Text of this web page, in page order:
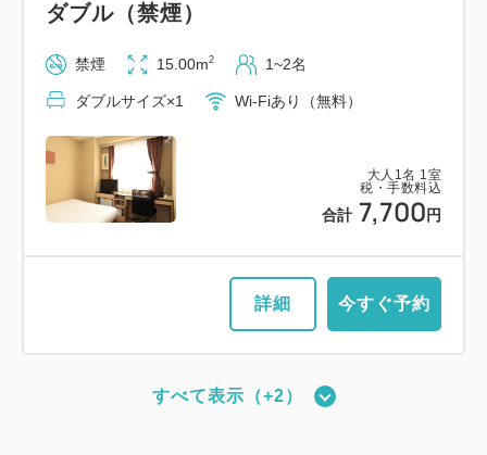
大人 1名 1室
税・手数料込
合計 7,700 円
ダブル（禁煙）
禁煙 15.00m2 1~2名
ダブルサイズ×1 Wi-Fiあり（無料）
詳細 今すぐ予約
すべて表示（+2）